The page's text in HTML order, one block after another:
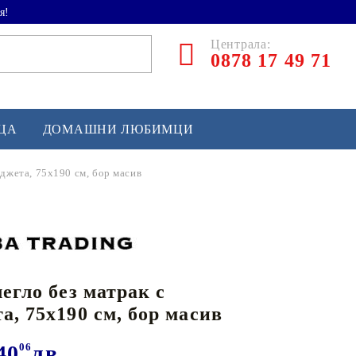
Централа:
0878 17 49 71
и софтбол
и лакрос
спортно оборудване
ДОМАШНИ ЛЮБИМЦИ
75x190 см, бор масив
без матрак с
75x190 см, бор масив
06